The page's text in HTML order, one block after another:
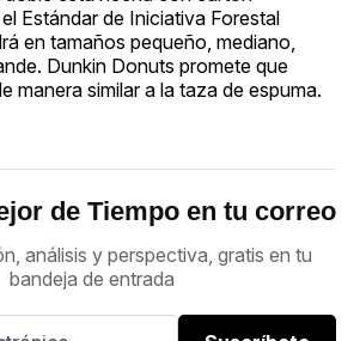
Estándar de Iniciativa Forestal
en tamaños pequeño, mediano,
Dunkin Donuts promete que
manera similar a la taza de espuma.
de Tiempo en tu correo
análisis y perspectiva, gratis en tu
bandeja de entrada